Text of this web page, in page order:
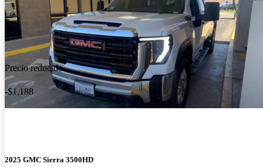
Precio reducido
-$1,188
2025 GMC Sierra 3500HD